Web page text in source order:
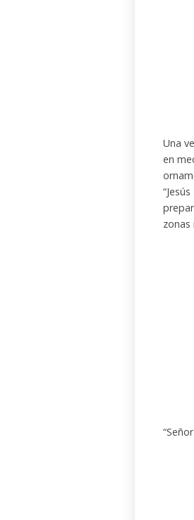
Una
en
zonas